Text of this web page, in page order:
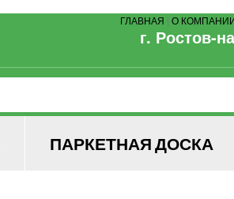
ГЛАВНАЯ | О
г. Ростов-
ПАРКЕТНАЯ ДОСКА